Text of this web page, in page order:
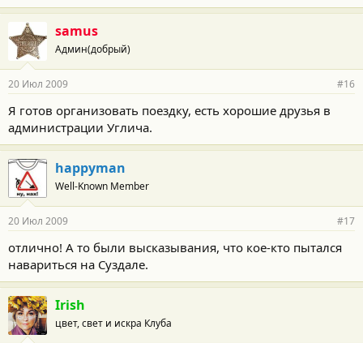
samus
Админ(добрый)
20 Июл 2009 #16
Я готов организовать поездку, есть хорошие друзья в
администрации Углича.
happyman
Well-Known Member
20 Июл 2009 #17
отлично! А то были высказывания, что кое-кто пытался
навариться на Суздале.
Irish
цвет, свет и искра Клуба